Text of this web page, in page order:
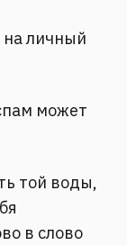
на личный
может
той воды,
в слово